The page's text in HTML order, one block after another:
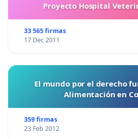
Proyecto Hospital
33 565 firmas
17 Dec 2011
El mundo por el derecho
Alimentación en
359 firmas
23 Feb 2012